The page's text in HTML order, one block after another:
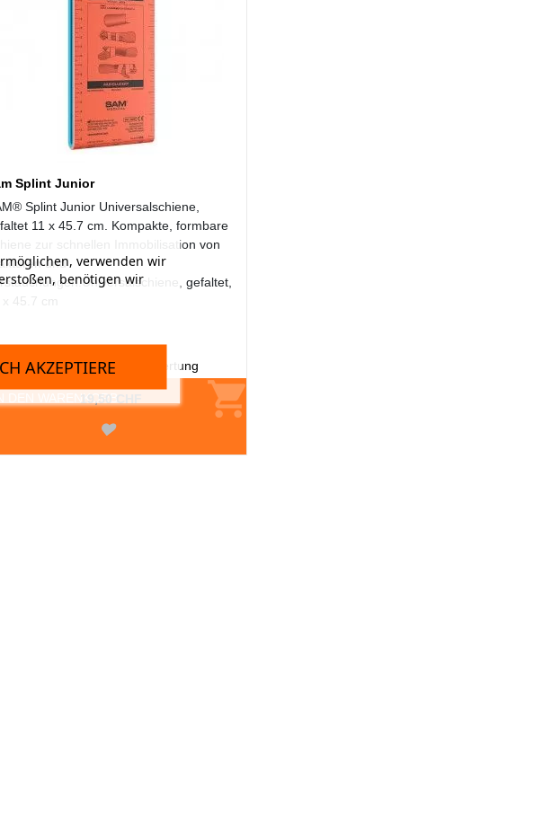
Splint Junior
Splint Junior Universalschiene,
11 x 45.7 cm. Kompakte, formbare
zur schnellen Immobilisation von
und
gefaltet,
1 Bewertung
verwenden wir
benötigen wir
AKZEPTIERE